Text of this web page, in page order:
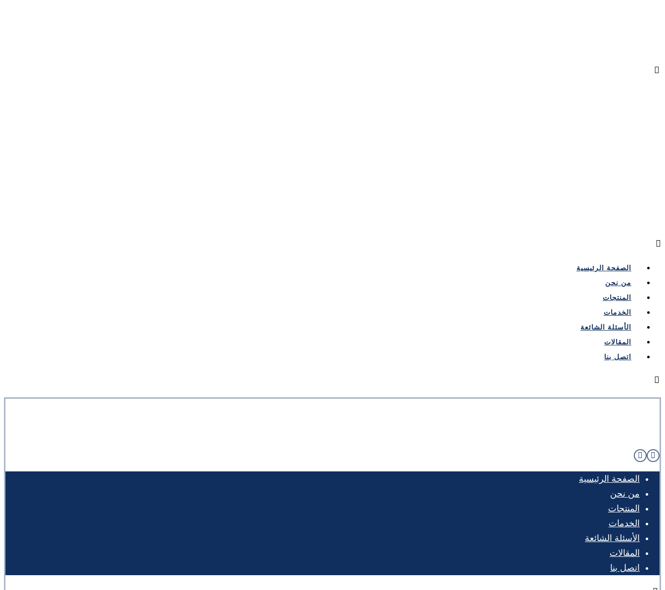
الصفحة الرئيسية
من نحن
المنتجات
الخدمات
الأسئلة الشائعة
المقالات
اتصل بنا
الصفحة الرئيسية
من نحن
المنتجات
الخدمات
الأسئلة الشائعة
المقالات
اتصل بنا